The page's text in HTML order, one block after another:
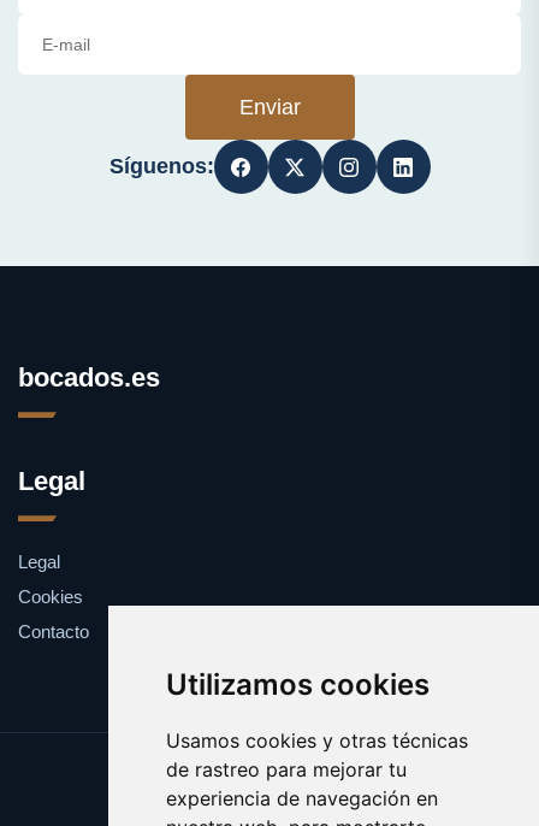
Utilizamos cookies
Usamos cookies y otras técnicas
de rastreo para mejorar tu
experiencia de navegación en
Enviar
Síguenos:
bocados.es
Legal
Legal
Cookies
Contacto
Update cookies preferences
Copyright © 2025 bocados.es